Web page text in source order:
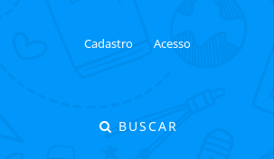
BUSCAR
Cadastro Acesso